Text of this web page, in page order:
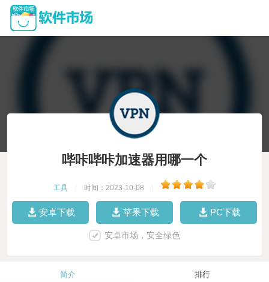
哔咔哔咔加速器用哪一个
工具 时间：2023-10-08
安卓下载 苹果下载 PC下载
安卓市场，安全绿色
简介 排行